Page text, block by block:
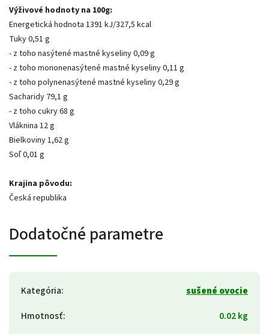
Výživové hodnoty na 100g:
Energetická hodnota 1391 kJ/327,5 kcal
Tuky 0,51 g
- z toho nasýtené mastné kyseliny 0,09 g
- z toho mononenasýtené mastné kyseliny 0,11 g
- z toho polynenasýtené mastné kyseliny 0,29 g
Sacharidy 79,1 g
- z toho cukry 68 g
Vláknina 12 g
Bielkoviny 1,62 g
Soľ 0,01 g
Krajina pôvodu:
Česká republika
Dodatočné parametre
Kategória:
sušené ovocie
Hmotnosť:
0.02 kg